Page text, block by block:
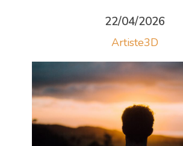
22/04/2026
Artiste3D